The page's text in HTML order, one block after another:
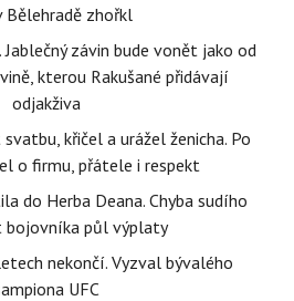
Bělehradě zhořkl
Jablečný závin bude vonět jako od
kterou Rakušané přidávají
odjakživa
křičel a urážel ženicha. Po
o firmu, přátele i respekt
do Herba Deana. Chyba sudího
bojovníka půl výplaty
nekončí. Vyzval bývalého
UFC